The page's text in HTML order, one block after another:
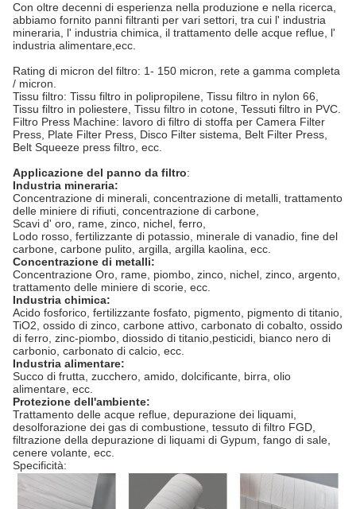
Con oltre decenni di esperienza nella produzione e nella ricerca,
abbiamo fornito panni filtranti per vari settori, tra cui l' industria
mineraria, l' industria chimica, il trattamento delle acque reflue, l'
industria alimentare,ecc.
Rating di micron del filtro: 1- 150 micron, rete a gamma completa
/ micron.
Tissu filtro: Tissu filtro in polipropilene, Tissu filtro in nylon 66,
Tissu filtro in poliestere, Tissu filtro in cotone, Tessuti filtro in PVC.
Filtro Press Machine: lavoro di filtro di stoffa per Camera Filter
Press, Plate Filter Press, Disco Filter sistema, Belt Filter Press,
Belt Squeeze press filtro, ecc.
Applicazione del panno da filtro:
Industria mineraria:
Concentrazione di minerali, concentrazione di metalli, trattamento
delle miniere di rifiuti, concentrazione di carbone,
Scavi d' oro, rame, zinco, nichel, ferro,
Lodo rosso, fertilizzante di potassio, minerale di vanadio, fine del
carbone, carbone pulito, argilla, argilla kaolina, ecc.
Concentrazione di metalli:
Concentrazione Oro, rame, piombo, zinco, nichel, zinco, argento,
trattamento delle miniere di scorie, ecc.
Industria chimica:
Acido fosforico, fertilizzante fosfato, pigmento, pigmento di titanio,
TiO2, ossido di zinco, carbone attivo, carbonato di cobalto, ossido
di ferro, zinc-piombo, diossido di titanio,pesticidi, bianco nero di
carbonio, carbonato di calcio, ecc.
Industria alimentare:
Succo di frutta, zucchero, amido, dolcificante, birra, olio
alimentare, ecc.
Protezione dell'ambiente:
Trattamento delle acque reflue, depurazione dei liquami,
desolforazione dei gas di combustione, tessuto di filtro FGD,
filtrazione della depurazione di liquami di Gypum, fango di sale,
cenere volante, ecc.
Specificità: